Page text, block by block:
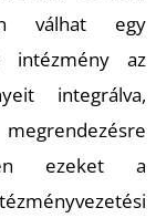
válhat egy
intézmény az
integrálva,
ezeket a